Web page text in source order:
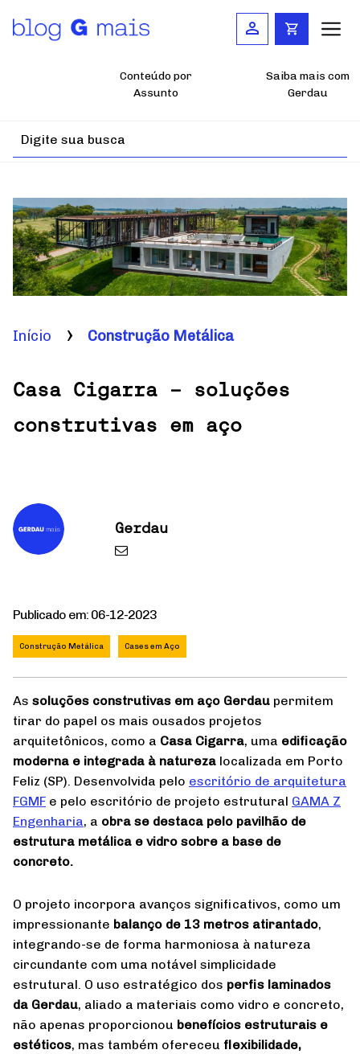
para
conteúdo
Conteúdo por
Assunto
Saiba mais com
Gerdau
Início Construção Metálica
Casa Cigarra - soluções
construtivas em aço
Gerdau
Publicado em: 06-12-2023
Construção Metálica Cases em Aço
As soluções construtivas em aço Gerdau permitem
tirar do papel os mais ousados projetos
arquitetônicos, como a Casa Cigarra, uma edificação
moderna e integrada à natureza localizada em Porto
Feliz (SP). Desenvolvida pelo escritório de arquitetura
FGMF e pelo escritório de projeto estrutural GAMA Z
Engenharia, a obra se destaca pelo pavilhão de
estrutura metálica e vidro sobre a base de
concreto.
O projeto incorpora avanços significativos, como um
impressionante balanço de 13 metros atirantado,
integrando-se de forma harmoniosa à natureza
circundante com uma notável simplicidade
estrutural. O uso estratégico dos perfis laminados
da Gerdau, aliado a materiais como vidro e concreto,
não apenas proporcionou benefícios estruturais e
estéticos, mas também ofereceu flexibilidade,